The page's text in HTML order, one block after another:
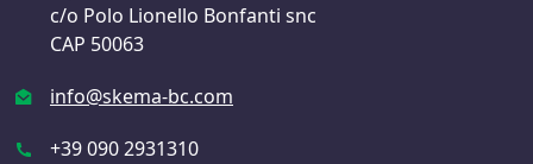
c/o Polo Lionello Bonfanti snc
CAP 50063
info@skema-bc.com
+39 090 2931310